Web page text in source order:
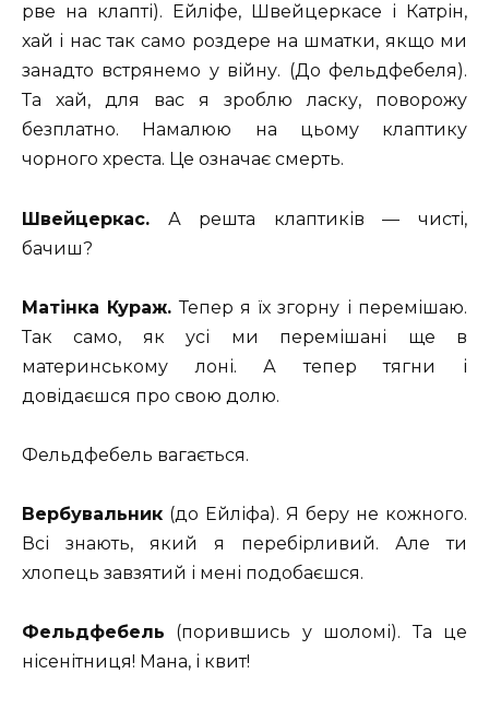
рве на клапті). Ейліфе, Швейцеркасе і Катрін,
хай і нас так само роздере на шматки, якщо ми
занадто встрянемо у війну. (До фельдфебеля).
Та хай, для вас я зроблю ласку, поворожу
безплатно. Намалюю на цьому клаптику
чорного хреста. Це означає смерть.
Швейцеркас. А решта клаптиків — чисті,
бачиш?
Матінка Кураж. Тепер я їх згорну і перемішаю.
Так само, як усі ми перемішані ще в
материнському лоні. А тепер тягни і
довідаєшся про свою долю.
Фельдфебель вагається.
Вербувальник (до Ейліфа). Я беру не кожного.
Всі знають, який я перебірливий. Але ти
хлопець завзятий і мені подобаєшся.
Фельдфебель (порившись у шоломі). Та це
нісенітниця! Мана, і квит!